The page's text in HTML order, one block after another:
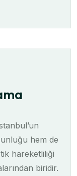
hem de
hareketliliği
biridir.